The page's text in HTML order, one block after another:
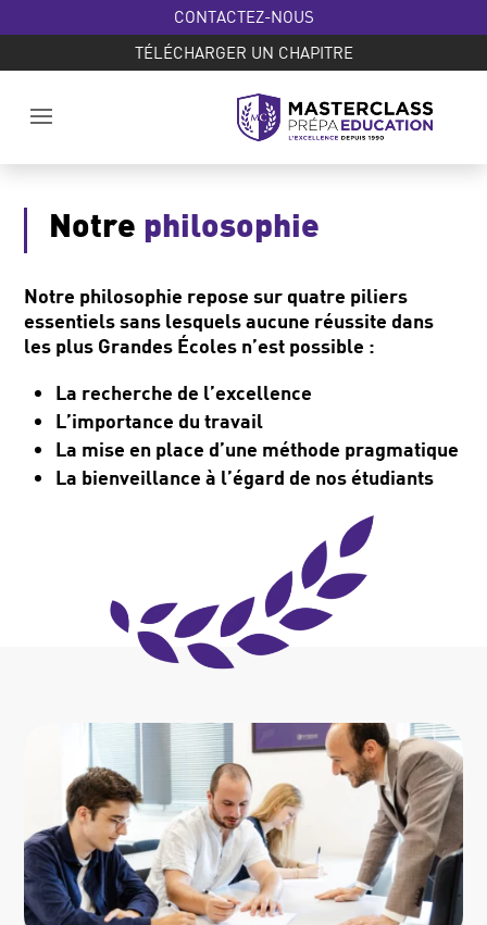
CONTACTEZ-NOUS
TÉLÉCHARGER UN CHAPITRE
Notre philosophie
Notre philosophie repose sur quatre piliers
essentiels sans lesquels aucune réussite dans
les plus Grandes Écoles n’est possible :
La recherche de l’excellence
L’importance du travail
La mise en place d’une méthode pragmatique
La bienveillance à l’égard de nos étudiants